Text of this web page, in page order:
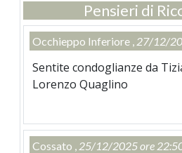
Pensieri di
Occhieppo Inferiore , 27/12/
Sentite condoglianze da
Lorenzo Quaglino
Cossato , 25/12/2025 ore